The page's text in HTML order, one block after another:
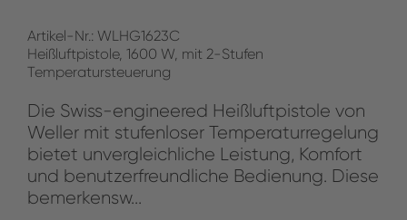
Artikel-Nr.: WLHG1623C
Heißluftpistole, 1600 W, mit 2-Stufen
Temperatursteuerung
Die Swiss-engineered Heißluftpistole von
Weller mit stufenloser Temperaturregelung
bietet unvergleichliche Leistung, Komfort
und benutzerfreundliche Bedienung. Diese
bemerkensw...